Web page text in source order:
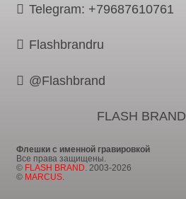
Telegram: +79687610761
Flashbrandru
@Flashbrand
FLASH BRAND
Флешки с именной гравировкой
Все права защищены.
© FLASH BRAND . 2003-2026
© MARCUS.